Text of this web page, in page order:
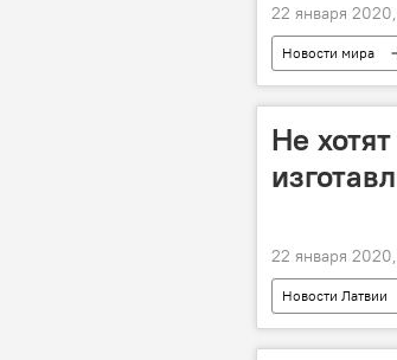
22 января
Новости мира
Не
22 января
Новости Латвии